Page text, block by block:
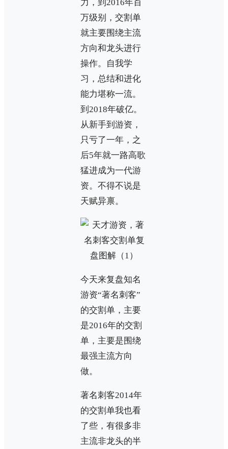
力，到2016年百
万级别，交割单
就主要围绕主流
方向和龙头进行
操作。自我学
习，总结和进化
能力堪称一流。
到2018年破亿。
从新手到游资，
只亏了一年，之
后5年就一路高歌
猛进成为一代游
资。不得不说是
天赋异禀。
今天来复盘知名
游资“著名刺客”
的交割单，主要
是2016年的交割
单，主要是围绕
最强主流方向
做。
著名刺客2014年
的交割单我也看
了些，有很多非
主流非龙头的半